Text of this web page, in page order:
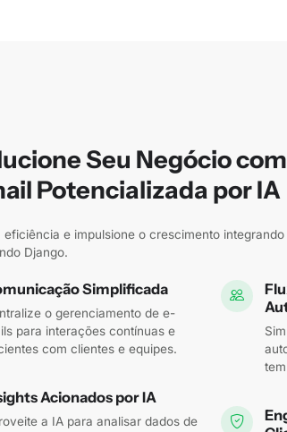
Seu Negócio
Potencializada por IA
eficiência e impulsione o crescimento
Django.
Simplificada
o gerenciamento de e-
para interações contínuas e
com clientes e equipes.
Acionados por IA
a IA para analisar dados de